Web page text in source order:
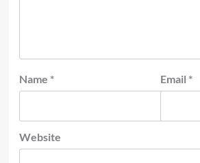
Name * Email *
Website